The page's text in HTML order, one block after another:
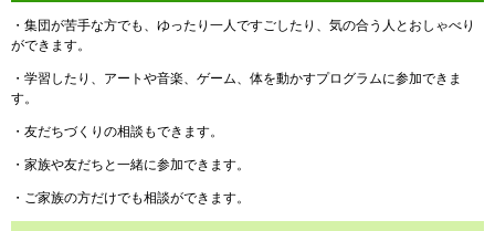
・集団が苦手な方でも、ゆったり一人ですごしたり、気の合う人とおしゃべり
ができます。
・学習したり、アートや音楽、ゲーム、体を動かすプログラムに参加できま
す。
・友だちづくりの相談もできます。
・家族や友だちと一緒に参加できます。
・ご家族の方だけでも相談ができます。